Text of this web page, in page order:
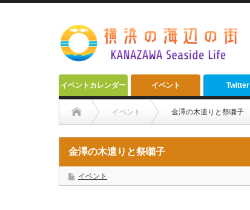
イベントカレンダー イベント Twitter
イベント 金澤の木遣りと祭囃子
金澤の木遣りと祭囃子
イベント